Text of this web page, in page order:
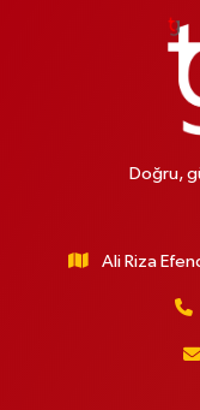
Doğru,
Ali Riza